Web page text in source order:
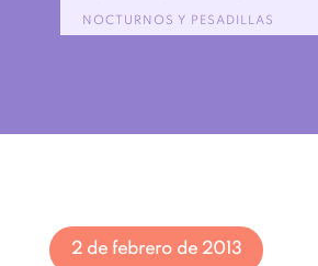
NOCTURNOS Y PESADILLAS
2 de febrero de 2013